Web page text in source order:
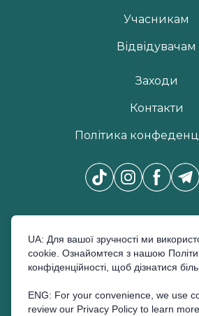
Учасникам
Відвідувачам
Заходи
Контакти
Політика
ПІДПИСАТИСЬ
UA: Для вашої зручності ми
cookie. Ознайомтеся з нашою
конфіденційності, щоб дізнатися
ENG: For your convenience, we use
review our Privacy Policy to learn more.